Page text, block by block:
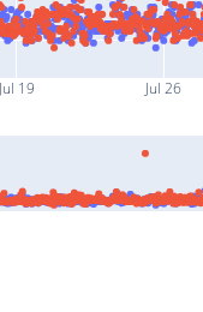
Jul 19 Jul 26